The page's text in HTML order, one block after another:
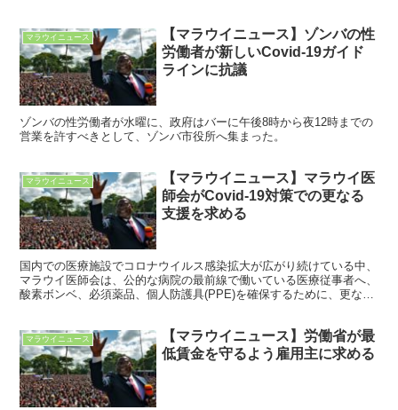
マラウイニュース
【マラウイニュース】ゾンバの性
労働者が新しいCovid-19ガイド
ラインに抗議
ゾンバの性労働者が水曜に、政府はバーに午後8時から夜12時までの
営業を許すべきとして、ゾンバ市役所へ集まった。
マラウイニュース
【マラウイニュース】マラウイ医
師会がCovid-19対策での更なる
支援を求める
国内での医療施設でコロナウイルス感染拡大が広がり続けている中、
マラウイ医師会は、公的な病院の最前線で働いている医療従事者へ、
酸素ボンベ、必須薬品、個人防護具(PPE)を確保するために、更なる
マラウイニュース
【マラウイニュース】労働省が最
低賃金を守るよう雇用主に求める